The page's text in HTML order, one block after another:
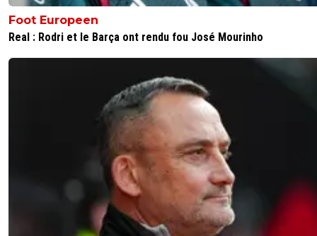
Foot Europeen
Real : Rodri et le Barça ont rendu fou José Mourinho